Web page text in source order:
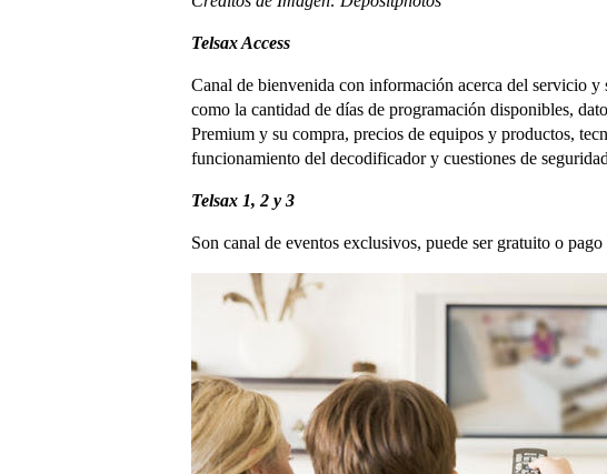
Telsax Access
Canal de bienvenida con información acerca del servicio
como la cantidad de días de programación disponibles,
Premium y su compra, precios de equipos y productos,
funcionamiento del decodificador y cuestiones de
Telsax 1, 2 y 3
Son canal de eventos exclusivos, puede ser gratuito o